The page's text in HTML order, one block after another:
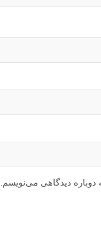
دوباره دیدگاهی می‌نویسم.